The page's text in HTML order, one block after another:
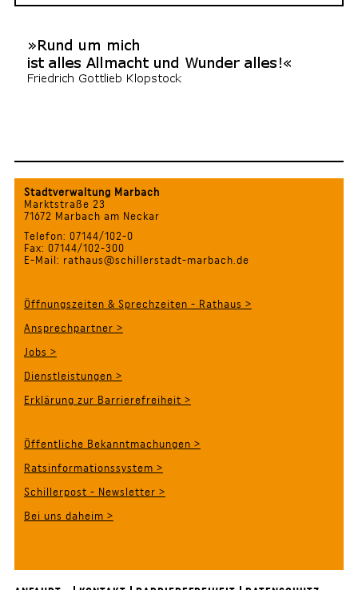
Stadtverwaltung Marbach
Marktstraße 23
71672 Marbach am Neckar
Telefon: 07144/102-0
Fax: 07144/102-300
E-Mail: rathaus@schillerstadt-marbach.de
Öffnungszeiten & Sprechzeiten - Rathaus >
Ansprechpartner >
Jobs >
Dienstleistungen >
Erklärung zur Barrierefreiheit >
Öffentliche Bekanntmachungen >
Ratsinformationssystem >
Schillerpost - Newsletter >
Bei uns daheim >